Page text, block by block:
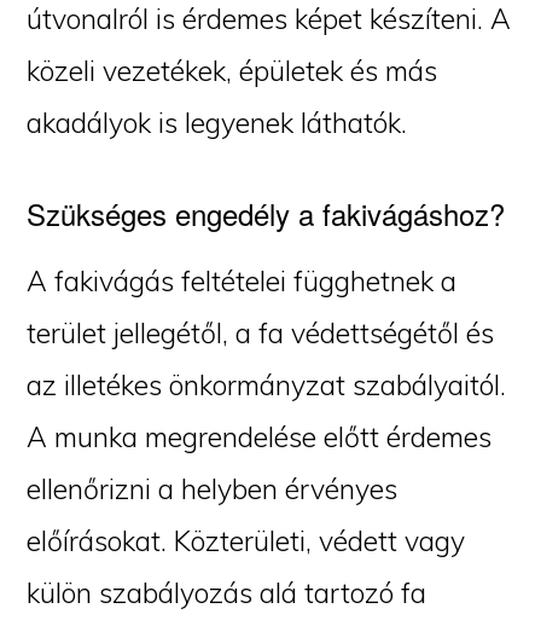
útvonalról is érdemes képet készíteni. A
közeli vezetékek, épületek és más
akadályok is legyenek láthatók.
Szükséges engedély a fakivágáshoz?
A fakivágás feltételei függhetnek a
terület jellegétől, a fa védettségétől és
az illetékes önkormányzat szabályaitól.
A munka megrendelése előtt érdemes
ellenőrizni a helyben érvényes
előírásokat. Közterületi, védett vagy
külön szabályozás alá tartozó fa